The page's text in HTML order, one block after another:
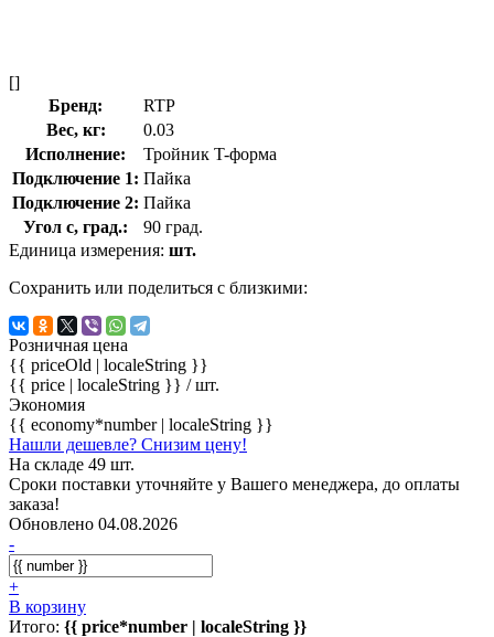
[]
Бренд:
RTP
Вес, кг:
0.03
Исполнение:
Тройник T-форма
Подключение 1: Пайка
Подключение 2: Пайка
Угол с, град.:
90 град.
Единица измерения: шт.
Сохранить или поделиться с близкими:
Розничная цена
{{ priceOld | localeString }}
{{ price | localeString }} / шт.
Экономия
{{ economy*number | localeString }}
Нашли дешевле? Снизим цену!
На складе 49 шт.
Сроки поставки уточняйте у Вашего менеджера, до оплаты
заказа!
Обновлено 04.08.2026
-
+
В корзину
Итого: {{ price*number | localeString }}